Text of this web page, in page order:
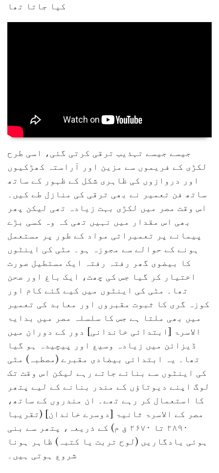
کیا جاتا تھا
جیسے جیسے تہذیب ترقی کرتی گئی، اسی طرح
لکڑی کے فریموں سے مزین اور آراستہ کھڑکیوں
اور دروازوں کی ظاہری شکل کے ظہور کے ساتھ
ساتھ فن تعمیر نے بھی ترقی کی منازل طے کیں۔
اس وقت مصر میں لکڑی بہت زیادہ تھی لیکن پھر
بھی اس مقدار میں نہیں تھی کہ وہ کسی بڑے
پیمانے پر تعمیراتی مواد کے طور پر مستعمل
ہونے کے حوالے سے مجوزہ ہو۔ مٹی کی اینٹوں
کا بیضوی گھر رفتہ رفتہ ایک مستطیل صورت
اختیار کر گیا جس کی چھت، ایک باغ اور صحن
تھا۔ مٹی کی اینٹوں میں کیے گئے کام اور
کوزہ گری کا ثبوت مقبروں اور معابد کی تعمیر
میں بھی ملتا ہے جس کا سلسلہ مصر میں بدایۃ
الاسرۃ [ابتدائی خاندانی] دور کے دوران میں
ڈیزائن میں زیادہ وسیع اور پیچیدہ ہو گیا
تھا۔ یہ ابتدائی بیضادی مقبرے (مصطبہ) مٹی
کی اینٹوں سے بنائے جاتے رہے لیکن اس وقت تک
لوگ اپنے دیوتاؤں کے مندر بنانے کے لیے پتھر
کا استعمال کر رہے تھے۔ ان مندروں کے ساتھ،
مصر کے الاسرۃ ثانیۃ [دوسرے خاندان] (تقریبا
۲۸۹۰ تا ۲۶۷۰ ق م) کے ذریعہ، پتھر سے بنی
ہوئی یادگاریں (لوح تربت یا کتبہ) ظاہر ہونا
شروع ہوتی ہیں۔